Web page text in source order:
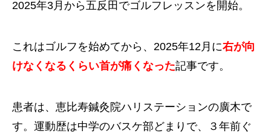
2025年3月から五反田でゴルフレッスンを開始。
これはゴルフを始めてから、2025年12月に右が向
けなくなるくらい首が痛くなった記事です。
患者は、恵比寿鍼灸院ハリステーションの廣木で
す。運動歴は中学のバスケ部どまりで、３年前ぐ